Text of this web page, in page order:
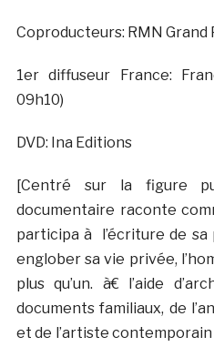
Coproducteurs: RMN Grand
1er diffuseur France:
09h10)
DVD: Ina Editions
[Centré sur la figure
documentaire raconte
participa à l’écriture de sa
englober sa vie privée,
plus qu’un. à€ l’aide
documents familiaux, de
et de l’artiste